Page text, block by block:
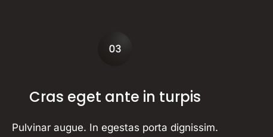
Cras eget ante in turpis
Pulvinar augue. In egestas porta dignissim.